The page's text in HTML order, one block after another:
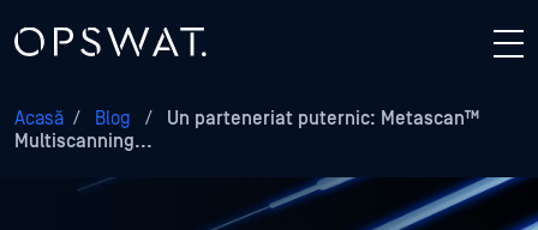
Acasă / Blog /
Un parteneriat puternic: Metascan™
Multiscanning...